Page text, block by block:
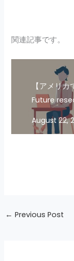
関連記事です。
【アメリ
Future
August 22,
← Previous Post